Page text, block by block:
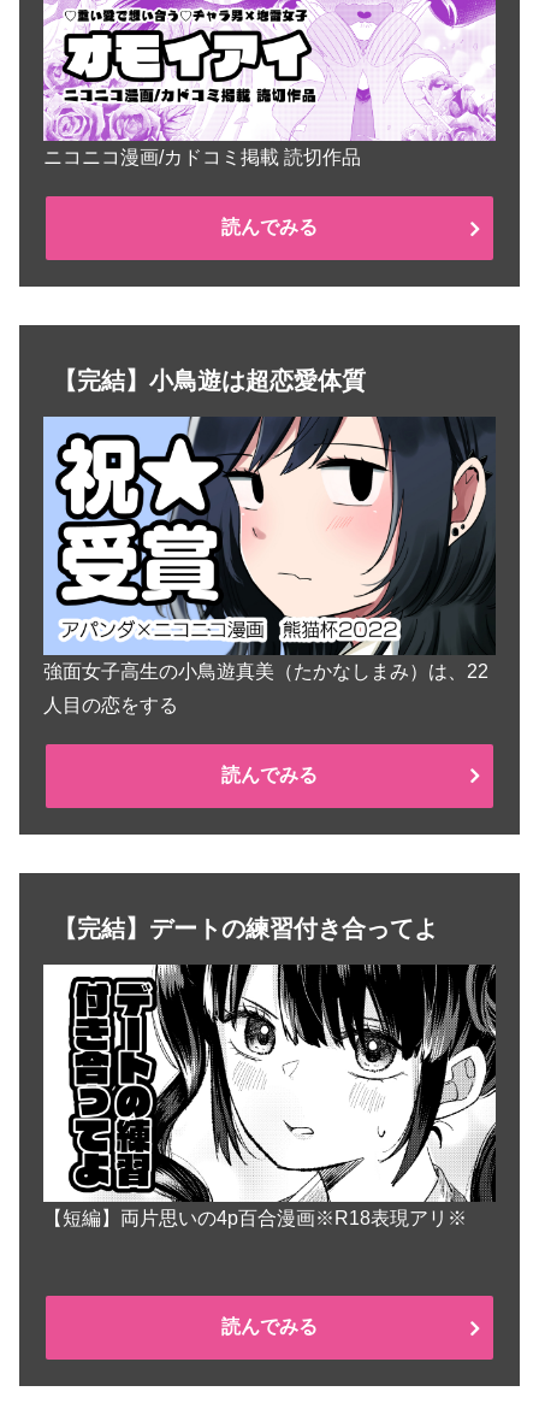
ニコニコ漫画/カドコミ掲載 読切作品
読んでみる
【完結】小鳥遊は超恋愛体質
強面女子高生の小鳥遊真美（たかなしまみ）は、22
人目の恋をする
読んでみる
【完結】デートの練習付き合ってよ
【短編】両片思いの4p百合漫画※R18表現アリ※
読んでみる